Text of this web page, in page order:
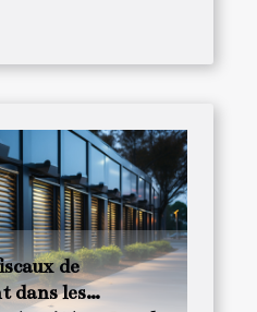
de
dans les